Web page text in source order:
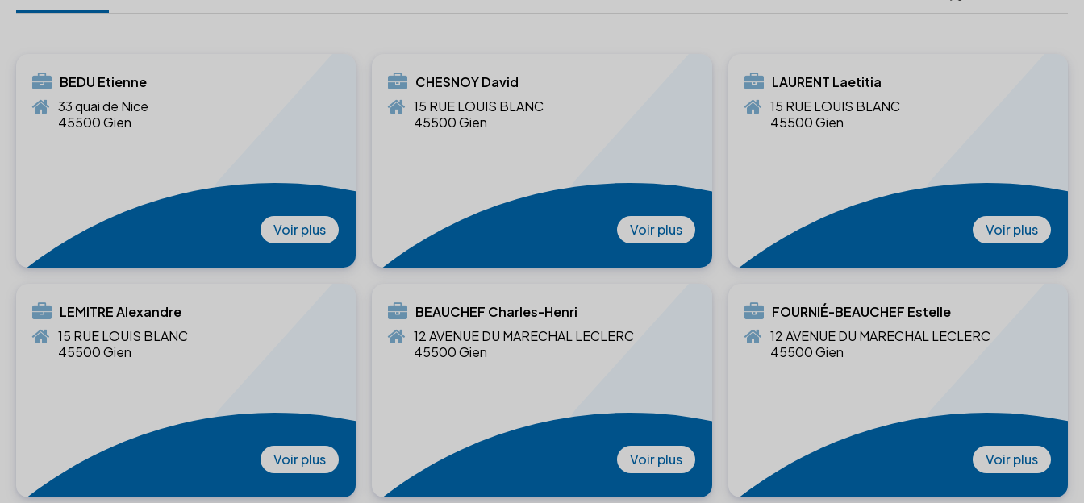
BEDU Etienne
33 quai de Nice
45500 Gien
Voir plus
CHESNOY David
15 RUE LOUIS BLANC
45500 Gien
Voir plus
LAURENT Laetitia
15 RUE LOUIS BLANC
45500 Gien
Voir plus
LEMITRE Alexandre
15 RUE LOUIS BLANC
45500 Gien
Voir plus
BEAUCHEF Charles-Henri
12 AVENUE DU MARECHAL LECLERC
45500 Gien
Voir plus
FOURNIÉ-BEAUCHEF Estelle
12 AVENUE DU MARECHAL LECLERC
45500 Gien
Voir plus